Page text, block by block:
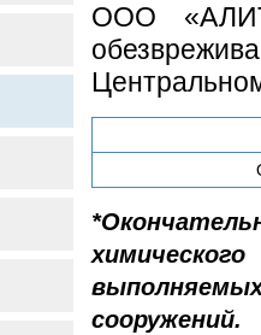
ООО
сооружений.